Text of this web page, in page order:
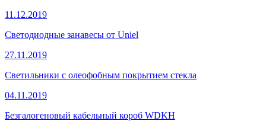
11.12.2019
Светодиодные занавесы от Uniel
27.11.2019
Светильники с олеофобным покрытием стекла
04.11.2019
Безгалогеновый кабельный короб WDKH